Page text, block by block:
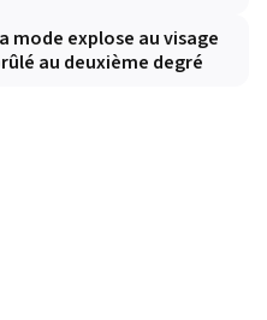
mode explose au visage
au deuxième degré